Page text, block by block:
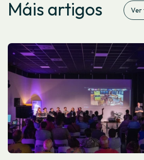
Máis artigos Ver